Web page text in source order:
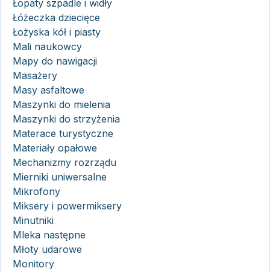
Łopaty szpadle i widły
Łóżeczka dziecięce
Łożyska kół i piasty
Mali naukowcy
Mapy do nawigacji
Masażery
Masy asfaltowe
Maszynki do mielenia
Maszynki do strzyżenia
Materace turystyczne
Materiały opałowe
Mechanizmy rozrządu
Mierniki uniwersalne
Mikrofony
Miksery i powermiksery
Minutniki
Mleka następne
Młoty udarowe
Monitory